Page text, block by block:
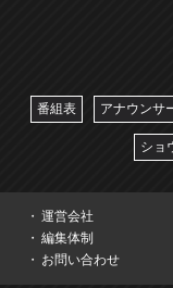
番組表 アナウンサ
ショ
運営会社
編集体制
お問い合わせ